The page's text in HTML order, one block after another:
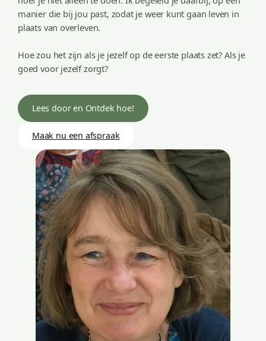
manier die bij jou past, zodat je weer kunt gaan leven in
plaats van overleven.
Hoe zou het zijn als je jezelf op de eerste plaats zet? Als je
goed voor jezelf zorgt?
Lees door en Ontdek hoe!
Maak nu een afspraak